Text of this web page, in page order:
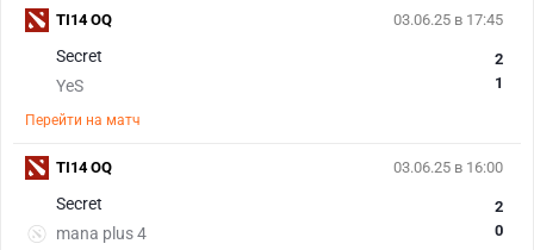
03.06.25 в 17:45
Secret
YeS
2
1
Перейти на матч
TI14 OQ
03.06.25 в 16:00
Secret
mana plus 4
2
0
TI14 OQ